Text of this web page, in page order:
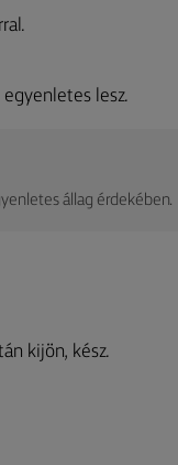
egyenletes lesz.
állag érdekében.
kijön, kész.